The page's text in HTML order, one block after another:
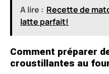
A lire : Recette de
latte parfait!
Comment préparer
croustillantes au